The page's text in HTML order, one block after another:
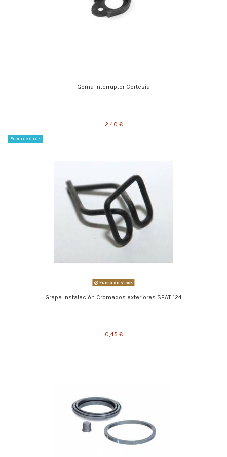
Goma Interruptor Cortesía
2,40 €
Fuera de stock
Fuera de stock
Grapa Instalación Cromados exteriores SEAT 124
0,45 €